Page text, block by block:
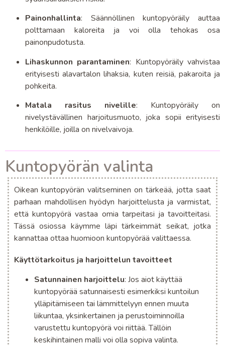
Painonhallinta: Säännöllinen kuntopyöräily auttaa
polttamaan kaloreita ja voi olla tehokas osa
painonpudotusta.
Lihaskunnon parantaminen: Kuntopyöräily vahvistaa
erityisesti alavartalon lihaksia, kuten reisiä, pakaroita ja
pohkeita.
Matala rasitus nivelille: Kuntopyöräily on
nivelystävällinen harjoitusmuoto, joka sopii erityisesti
henkilöille, joilla on nivelvaivoja.
Kuntopyörän valinta
Oikean kuntopyörän valitseminen on tärkeää, jotta saat
parhaan mahdollisen hyödyn harjoittelusta ja varmistat,
että kuntopyörä vastaa omia tarpeitasi ja tavoitteitasi.
Tässä osiossa käymme läpi tärkeimmät seikat, jotka
kannattaa ottaa huomioon kuntopyörää valittaessa.
Käyttötarkoitus ja harjoittelun tavoitteet
Satunnainen harjoittelu: Jos aiot käyttää
kuntopyörää satunnaisesti esimerkiksi kuntoilun
ylläpitämiseen tai lämmittelyyn ennen muuta
liikuntaa, yksinkertainen ja perustoiminnoilla
varustettu kuntopyörä voi riittää. Tällöin
keskihintainen malli voi olla sopiva valinta.